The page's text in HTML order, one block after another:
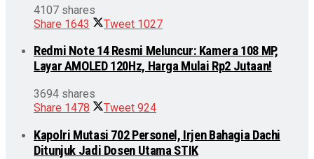
4107 shares
Share 1643 Tweet 1027
Redmi Note 14 Resmi Meluncur: Kamera 108 MP,
Layar AMOLED 120Hz, Harga Mulai Rp2 Jutaan!
3694 shares
Share 1478 Tweet 924
Kapolri Mutasi 702 Personel, Irjen Bahagia Dachi
Ditunjuk Jadi Dosen Utama STIK